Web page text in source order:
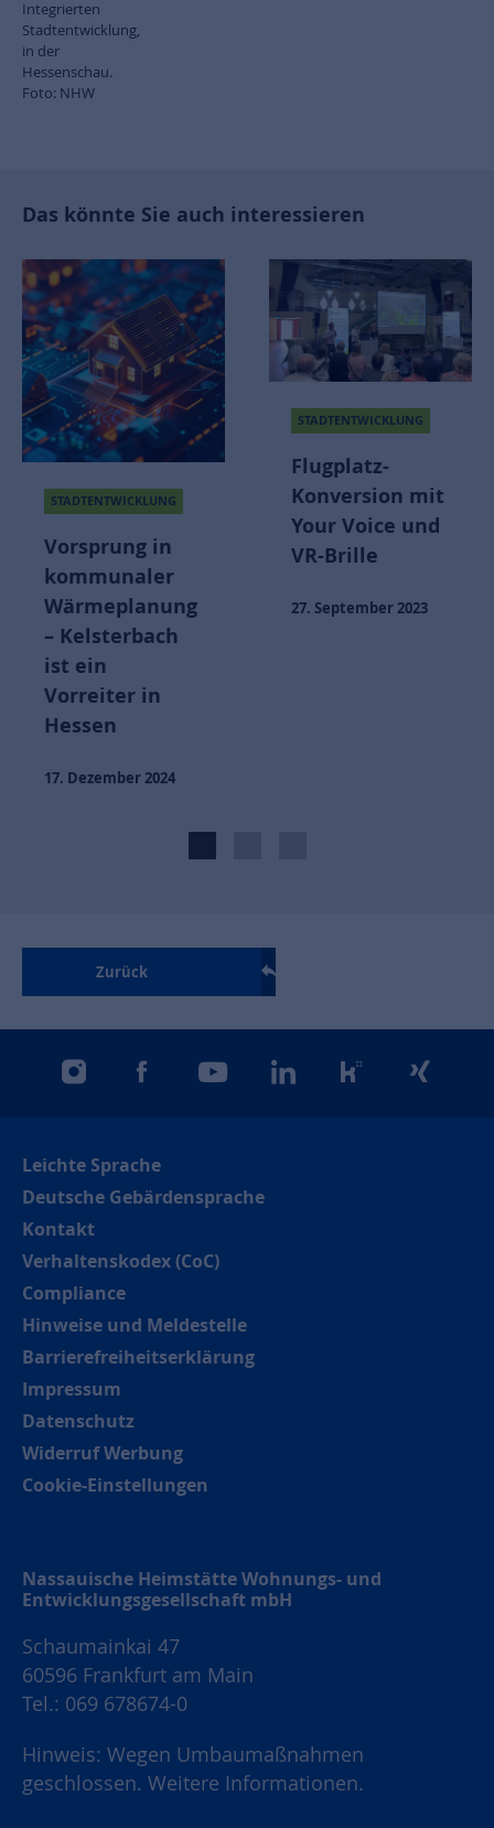
Integrierten
Stadtentwicklung,
in der
Hessenschau.
Foto: NHW
Das könnte Sie auch interessieren
STADTENTWICKLUNG
Vorsprung in
kommunaler
Wärmeplanung
– Kelsterbach
ist ein
Vorreiter in
Hessen
17. Dezember 2024
STADTENTWICKLUNG
Flugplatz-
Konversion mit
Your Voice und
VR-Brille
27. September 2023
Zurück
instagramfacebookyoutubelinkedinkununuxing
Leichte Sprache
Deutsche Gebärdensprache
Kontakt
Verhaltenskodex (CoC)
Compliance
Hinweise und Meldestelle
Barrierefreiheitserklärung
Impressum
Datenschutz
Widerruf Werbung
Cookie-Einstellungen
Nassauische Heimstätte Wohnungs- und
Entwicklungsgesellschaft mbH
Schaumainkai 47
60596 Frankfurt am Main
Tel.: 069 678674-0
Hinweis: Wegen Umbaumaßnahmen
geschlossen. Weitere Informationen.